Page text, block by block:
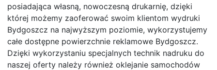
posiadająca własną, nowoczesną drukarnię, dzięki
której możemy zaoferować swoim klientom wydruki
Bydgoszcz na najwyższym poziomie, wykorzystujemy
całe dostępne powierzchnie reklamowe Bydgoszcz.
Dzięki wykorzystaniu specjalnych technik nadruku do
naszej oferty należy również oklejanie samochodów